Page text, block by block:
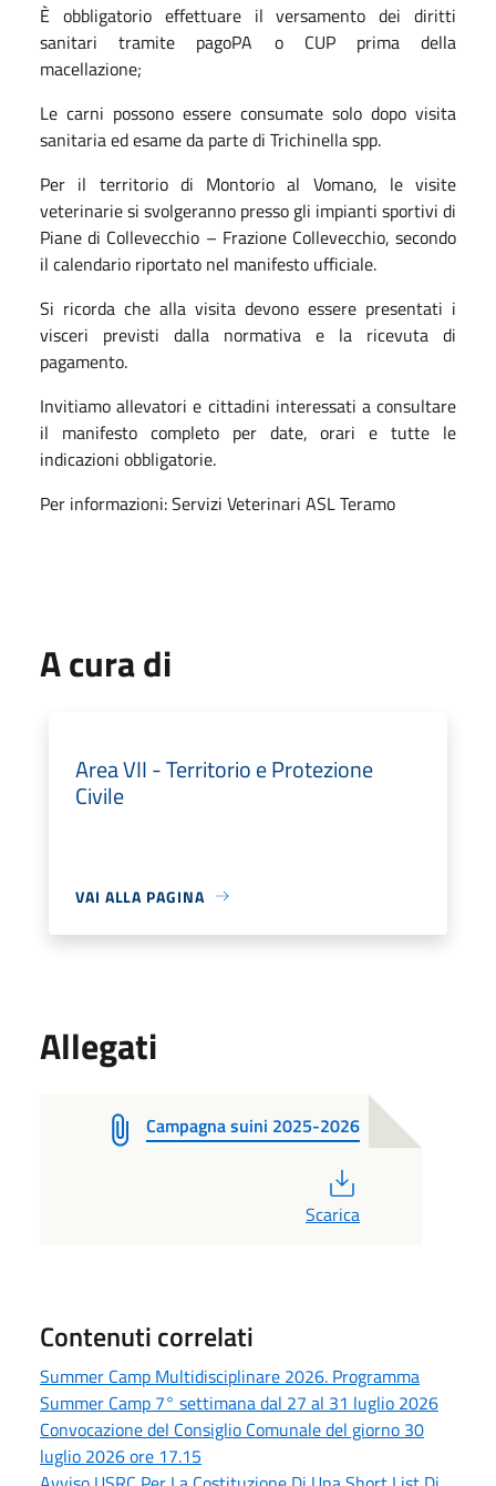
È obbligatorio effettuare il versamento dei diritti
sanitari tramite pagoPA o CUP prima della
macellazione;
Le carni possono essere consumate solo dopo visita
sanitaria ed esame da parte di Trichinella spp.
Per il territorio di Montorio al Vomano, le visite
veterinarie si svolgeranno presso gli impianti sportivi di
Piane di Collevecchio – Frazione Collevecchio, secondo
il calendario riportato nel manifesto ufficiale.
Si ricorda che alla visita devono essere presentati i
visceri previsti dalla normativa e la ricevuta di
pagamento.
Invitiamo allevatori e cittadini interessati a consultare
il manifesto completo per date, orari e tutte le
indicazioni obbligatorie.
Per informazioni: Servizi Veterinari ASL Teramo
A cura di
Area VII - Territorio e Protezione
Civile
VAI ALLA PAGINA
Allegati
Campagna suini 2025-2026
Scarica
Contenuti correlati
Summer Camp Multidisciplinare 2026. Programma
Summer Camp 7° settimana dal 27 al 31 luglio 2026
Convocazione del Consiglio Comunale del giorno 30
luglio 2026 ore 17.15